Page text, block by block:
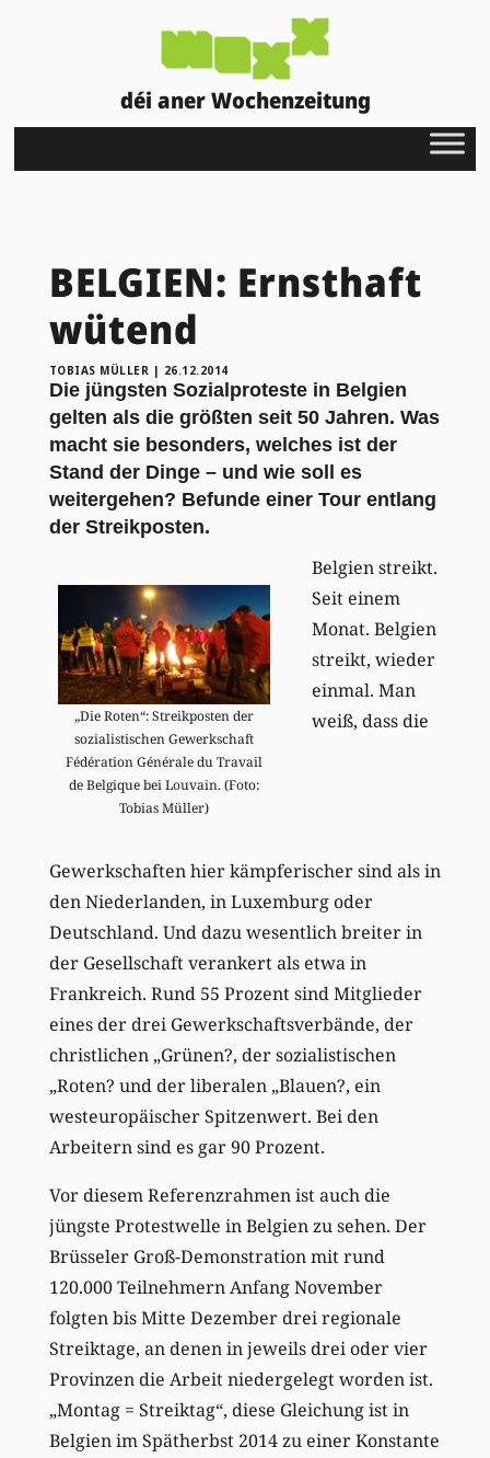
déi aner Wochenzeitung
BELGIEN: Ernsthaft
wütend
TOBIAS MÜLLER | 26.12.2014
Die jüngsten Sozialproteste in Belgien
gelten als die größten seit 50 Jahren. Was
macht sie besonders, welches ist der
Stand der Dinge – und wie soll es
weitergehen? Befunde einer Tour entlang
der Streikposten.
„Die Roten“: Streikposten der
sozialistischen Gewerkschaft
Fédération Générale du Travail
de Belgique bei Louvain. (Foto:
Tobias Müller)
Belgien streikt.
Seit einem
Monat. Belgien
streikt, wieder
einmal. Man
weiß, dass die
Gewerkschaften hier kämpferischer sind als in
den Niederlanden, in Luxemburg oder
Deutschland. Und dazu wesentlich breiter in
der Gesellschaft verankert als etwa in
Frankreich. Rund 55 Prozent sind Mitglieder
eines der drei Gewerkschaftsverbände, der
christlichen „Grünen?, der sozialistischen
„Roten? und der liberalen „Blauen?, ein
westeuropäischer Spitzenwert. Bei den
Arbeitern sind es gar 90 Prozent.
Vor diesem Referenzrahmen ist auch die
jüngste Protestwelle in Belgien zu sehen. Der
Brüsseler Groß-Demonstration mit rund
120.000 Teilnehmern Anfang November
folgten bis Mitte Dezember drei regionale
Streiktage, an denen in jeweils drei oder vier
Provinzen die Arbeit niedergelegt worden ist.
„Montag = Streiktag“, diese Gleichung ist in
Belgien im Spätherbst 2014 zu einer Konstante